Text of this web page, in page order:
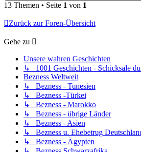
13 Themen • Seite 1 von 1
Zurück zur Foren-Übersicht
Gehe zu
Unsere wahren Geschichten
↳ 1001 Geschichten - Schicksale
Bezness Weltweit
↳ Bezness - Tunesien
↳ Bezness -Türkei
↳ Bezness - Marokko
↳ Bezness - übrige Länder
↳ Bezness - Asien
↳ Bezness u. Ehebetrug
↳ Bezness - Ägypten